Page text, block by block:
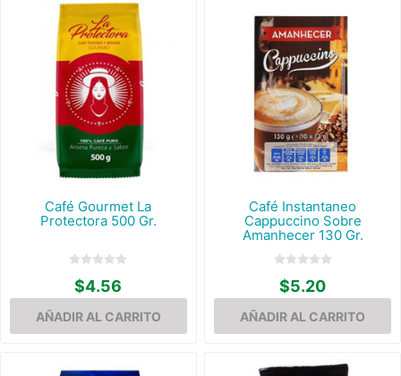
Café Gourmet La
Protectora 500 Gr.
$4.56
Café Instantaneo
Cappuccino Sobre
Amanhecer 130 Gr.
$5.20